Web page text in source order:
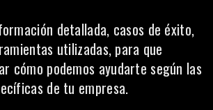
detallada, casos de éxito,
utilizadas, para que
cómo podemos ayudarte según las
de tu empresa.